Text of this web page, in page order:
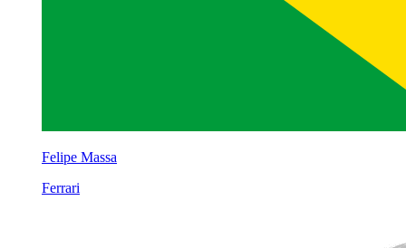
Felipe Massa
Ferrari